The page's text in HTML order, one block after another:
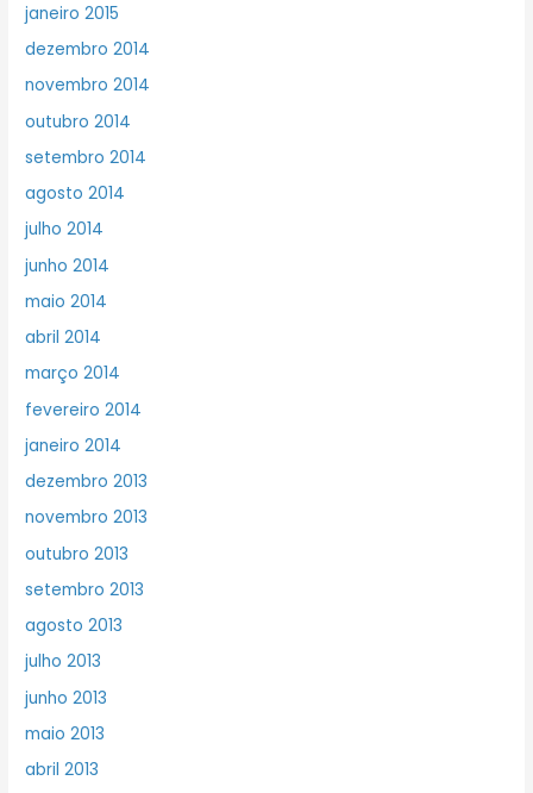
janeiro 2015
dezembro 2014
novembro 2014
outubro 2014
setembro 2014
agosto 2014
julho 2014
junho 2014
maio 2014
abril 2014
março 2014
fevereiro 2014
janeiro 2014
dezembro 2013
novembro 2013
outubro 2013
setembro 2013
agosto 2013
julho 2013
junho 2013
maio 2013
abril 2013